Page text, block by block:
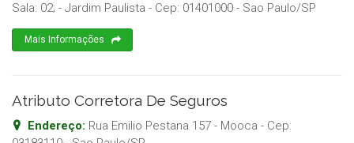
Sala: 02; - Jardim Paulista - Cep: 01401000 - Sao Paulo/SP
Mais Informações
Atributo Corretora De Seguros
Endereço: Rua Emilio Pestana 157 - Mooca - Cep: